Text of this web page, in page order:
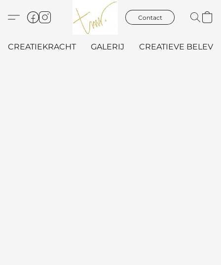
Contact
CREATIEKRACHT GALERIJ CREATIEVE